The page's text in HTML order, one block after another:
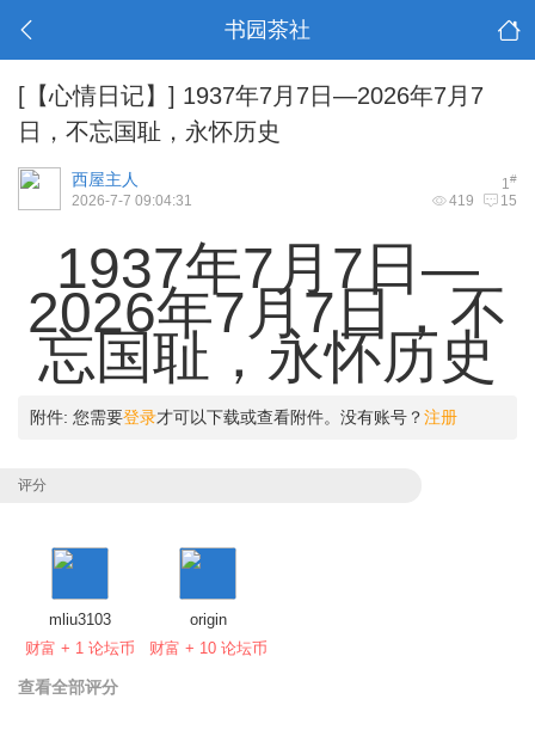
书园茶社
[【心情日记】] 1937年7月7日—2026年7月7
日，不忘国耻，永怀历史
1#
西屋主人
419 15
2026-7-7 09:04:31
1937年7月7日—
2026年7月7日，不
忘国耻，永怀历史
附件: 您需要登录才可以下载或查看附件。没有账号？注册
评分
mliu3103
财富 + 1 论坛币
origin
财富 + 10 论坛币
查看全部评分